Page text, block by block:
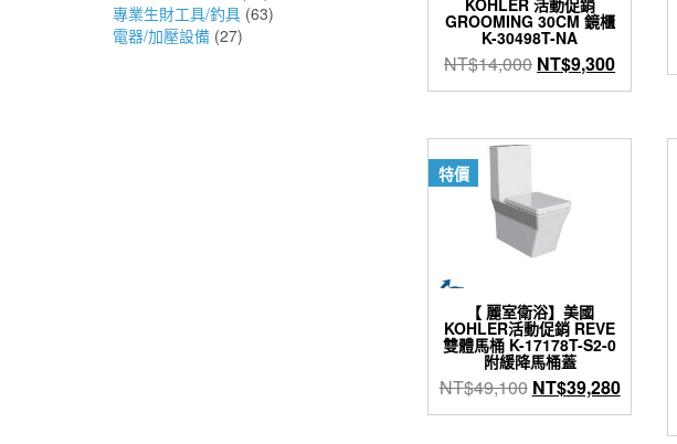
專業生財工具/釣具 (63)
電器/加壓設備 (27)
KOHLER 活動促銷
GROOMING 30CM 鏡櫃
K-30498T-NA
NT$14,000 原
始
格：
NT$9,300目
前
格：
特價
【 麗室衛浴】美國
KOHLER活動促銷 REVE
雙體馬桶 K-17178T-S2-0
附緩降馬桶蓋
NT$49,100 原
始
NT$39,280目
前